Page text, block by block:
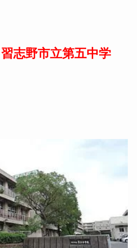
習志野市立第五中学